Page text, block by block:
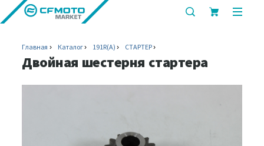
показать
поиска
Главная Каталог 191R(A) СТАРТЕР
Двойная шестерня стартера